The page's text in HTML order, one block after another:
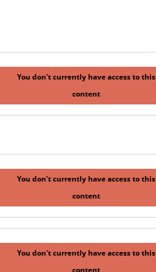
You don't currently have access to this
content
You don't currently have access to this
content
You don't currently have access to this